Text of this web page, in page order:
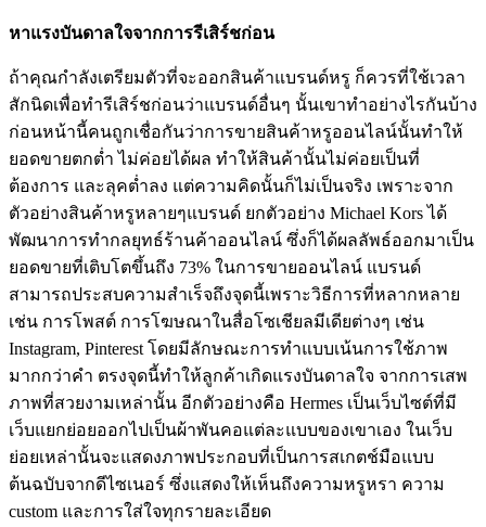
หาแรงบันดาลใจจากการรีเสิร์ชก่อน
ถ้าคุณกำลังเตรียมตัวที่จะออกสินค้าแบรนด์หรู ก็ควรที่ใช้เวลา
สักนิดเพื่อทำรีเสิร์ชก่อนว่าแบรนด์อื่นๆ นั้นเขาทำอย่างไรกันบ้าง
ก่อนหน้านี้คนถูกเชื่อกันว่าการขายสินค้าหรูออนไลน์นั้นทำให้
ยอดขายตกต่ำ ไม่ค่อยได้ผล ทำให้สินค้านั้นไม่ค่อยเป็นที่
ต้องการ และลุคต่ำลง แต่ความคิดนั้นก็ไม่เป็นจริง เพราะจาก
ตัวอย่างสินค้าหรูหลายๆแบรนด์ ยกตัวอย่าง Michael Kors ได้
พัฒนาการทำกลยุทธ์ร้านค้าออนไลน์ ซึ่งก็ได้ผลลัพธ์ออกมาเป็น
ยอดขายที่เติบโตขึ้นถึง 73% ในการขายออนไลน์ แบรนด์
สามารถประสบความสำเร็จถึงจุดนี้เพราะวิธีการที่หลากหลาย
เช่น การโพสต์ การโฆษณาในสื่อโซเชียลมีเดียต่างๆ เช่น
Instagram, Pinterest โดยมีลักษณะการทำแบบเน้นการใช้ภาพ
มากกว่าคำ ตรงจุดนี้ทำให้ลูกค้าเกิดแรงบันดาลใจ จากการเสพ
ภาพที่สวยงามเหล่านั้น อีกตัวอย่างคือ Hermes เป็นเว็บไซต์ที่มี
เว็บแยกย่อยออกไปเป็นผ้าพันคอแต่ละแบบของเขาเอง ในเว็บ
ย่อยเหล่านั้นจะแสดงภาพประกอบที่เป็นการสเกตช์มือแบบ
ต้นฉบับจากดีไซเนอร์ ซึ่งแสดงให้เห็นถึงความหรูหรา ความ
custom และการใส่ใจทุกรายละเอียด